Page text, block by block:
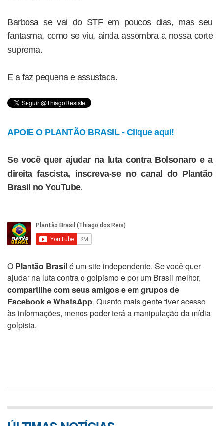
Barbosa se vai do STF em poucos dias, mas seu
fantasma, como se viu, ainda assombra a nossa corte
suprema.
E a faz pequena e assustada.
APOIE O PLANTÃO BRASIL - Clique aqui!
Se você quer ajudar na luta contra Bolsonaro e a
direita fascista, inscreva-se no canal do Plantão
Brasil no YouTube.
O Plantão Brasilé um site independente. Se você quer
ajudar na luta contra o golpismo e por um Brasil melhor,
compartilhe com seus amigos e em grupos de
Facebook e WhatsApp. Quanto mais gente tiver acesso
às informações, menos poder terá a manipulação da mídia
golpista.